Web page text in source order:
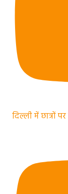
दिल्ली में छात्रों